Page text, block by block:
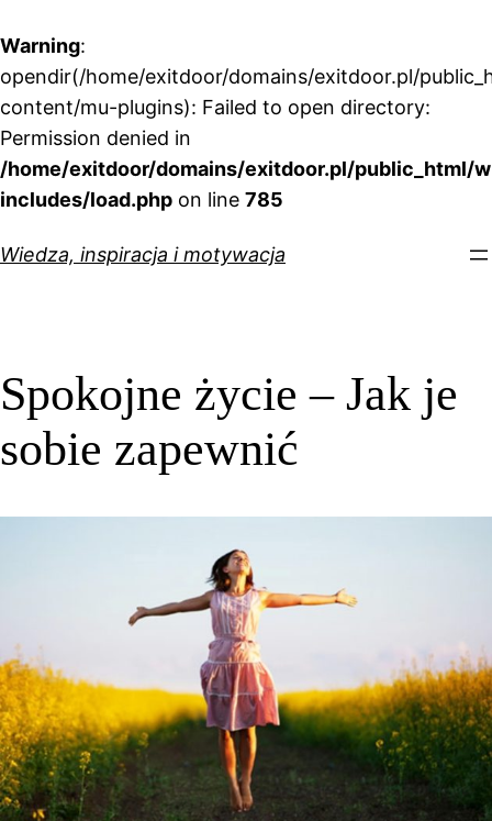
Warning:
opendir(/home/exitdoor/domains/exitdoor.pl/
content/mu-plugins): Failed to open directory:
Permission denied in
/home/exitdoor/domains/exitdoor.pl/public_html/
includes/load.php on line 785
do
Wiedza, inspiracja i motywacja
Spokojne życie – Jak je
sobie zapewnić